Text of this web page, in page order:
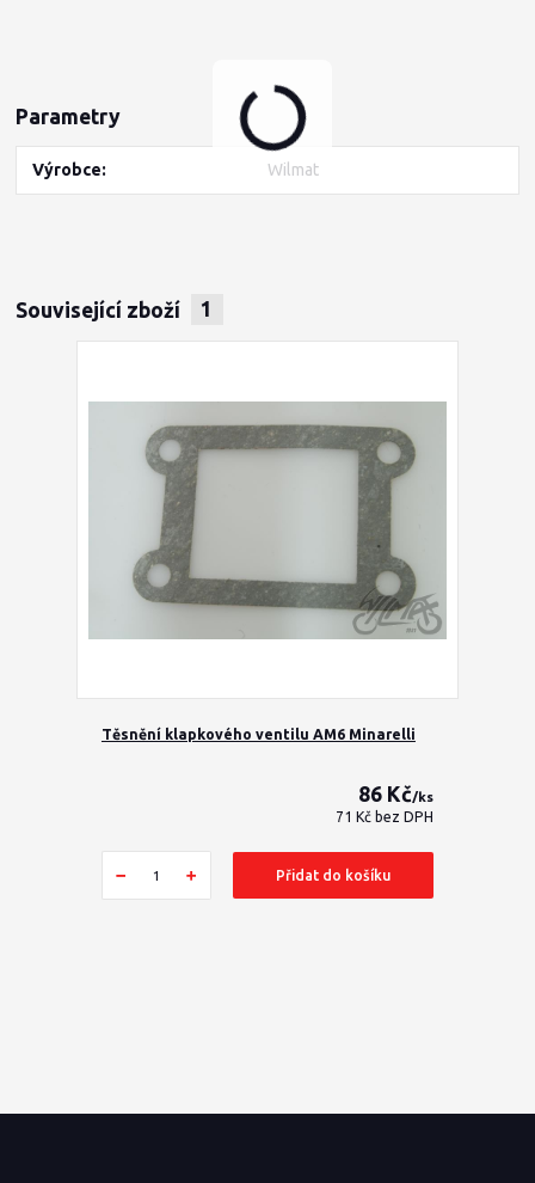
Parametry
Výrobce Wilmat
Související zboží 1
Těsnění klapkového ventilu AM6 Minarelli
86 Kč/ks
71 Kč bez DPH
Přidat do košíku